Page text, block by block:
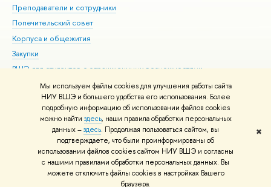
Мы используем файлы cookies для улучшения работы сайта
НИУ ВШЭ и большего удобства его использования. Более
подробную информацию об использовании файлов cookies
можно найти здесь, наши правила обработки персональных
данных –здесь. Продолжая пользоваться сайтом, вы
подтверждаете, что были проинформированы об
использовании файлов cookies сайтом НИУ ВШЭ и согласны
с нашими правилами обработки персональных данных. Вы
можете отключить файлы cookies в настройках Вашего
браузера.
✖
Преподаватели и сотрудники
Попечительский совет
Корпуса и общежития
Закупки
ВШЭ для студентов с ограниченными возможностями
здоровья и инвалидностью
Версия для слабовидящих
Единая платежная страница
© НИУ ВШЭ 1993–2026 Адреса и контакты Условия использования
материалов Политика конфиденциальности Карта сайта
Шрифты HSE Sans и HSE Slab разработаны вШколе дизайна НИУ ВШЭ